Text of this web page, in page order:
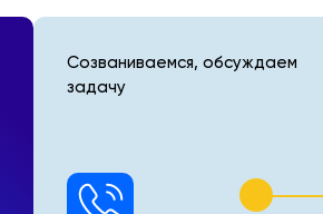
Созваниваемся, обсуждаем
задачу